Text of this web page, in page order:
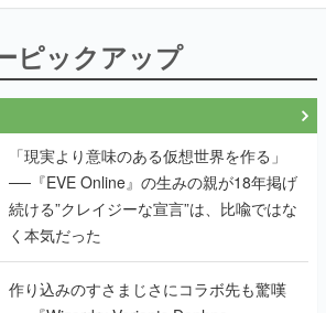
ピックアップ
「現実より意味のある仮想世界を作る」
──『EVE Online』の生みの親が18年掲げ
続ける”クレイジーな宣言”は、比喩ではな
く本気だった
作り込みのすさまじさにコラボ先も驚嘆